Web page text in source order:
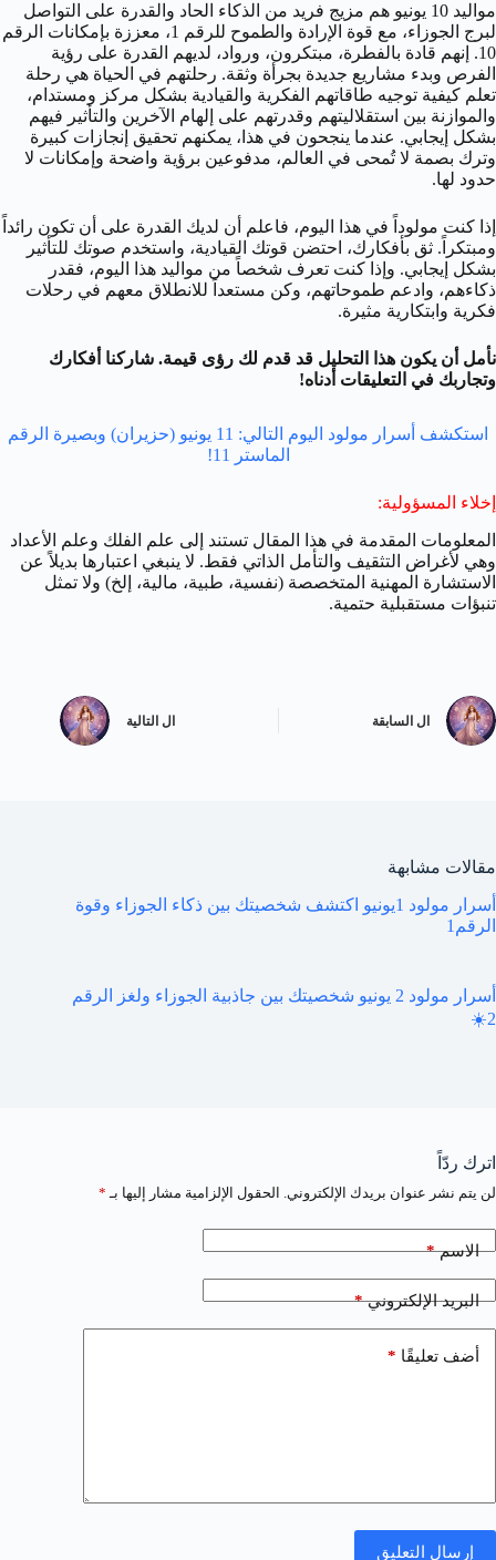
مواليد 10 يونيو هم مزيج فريد من الذكاء الحاد والقدرة على التواصل
لبرج الجوزاء، مع قوة الإرادة والطموح للرقم 1، معززة بإمكانات الرقم
10. إنهم قادة بالفطرة، مبتكرون، ورواد، لديهم القدرة على رؤية
الفرص وبدء مشاريع جديدة بجرأة وثقة. رحلتهم في الحياة هي رحلة
تعلم كيفية توجيه طاقاتهم الفكرية والقيادية بشكل مركز ومستدام،
والموازنة بين استقلاليتهم وقدرتهم على إلهام الآخرين والتأثير فيهم
بشكل إيجابي. عندما ينجحون في هذا، يمكنهم تحقيق إنجازات كبيرة
وترك بصمة لا تُمحى في العالم، مدفوعين برؤية واضحة وإمكانات لا
حدود لها.
إذا كنت مولوداً في هذا اليوم، فاعلم أن لديك القدرة على أن تكون رائداً
ومبتكراً. ثق بأفكارك، احتضن قوتك القيادية، واستخدم صوتك للتأثير
بشكل إيجابي. وإذا كنت تعرف شخصاً من مواليد هذا اليوم، فقدر
ذكاءهم، وادعم طموحاتهم، وكن مستعداً للانطلاق معهم في رحلات
فكرية وابتكارية مثيرة.
نأمل أن يكون هذا التحليل قد قدم لك رؤى قيمة. شاركنا أفكارك
وتجاربك في التعليقات أدناه!
استكشف أسرار مولود اليوم التالي: 11 يونيو (حزيران) وبصيرة الرقم
الماستر 11!
إخلاء المسؤولية:
المعلومات المقدمة في هذا المقال تستند إلى علم الفلك وعلم الأعداد
وهي لأغراض التثقيف والتأمل الذاتي فقط. لا ينبغي اعتبارها بديلاً عن
الاستشارة المهنية المتخصصة (نفسية، طبية، مالية، إلخ) ولا تمثل
تنبؤات مستقبلية حتمية.
ال السابقة ال التالية
مقالات مشابهة
أسرار مولود 1يونيو اكتشف شخصيتك بين ذكاء الجوزاء وقوة
الرقم1
أسرار مولود 2 يونيو شخصيتك بين جاذبية الجوزاء ولغز الرقم
2☀️
اترك ردّاً
لن يتم نشر عنوان بريدك الإلكتروني. الحقول الإلزامية مشار إليها بـ *
الاسم*
البريد الإلكتروني*
أضف تعليقًا *
إرسال التعليق